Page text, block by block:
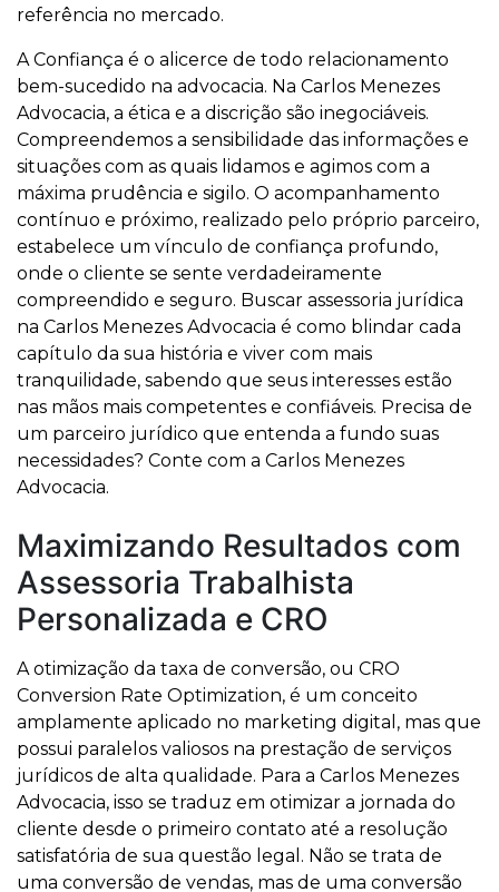
referência no mercado.
A Confiança é o alicerce de todo relacionamento
bem-sucedido na advocacia. Na Carlos Menezes
Advocacia, a ética e a discrição são inegociáveis.
Compreendemos a sensibilidade das informações e
situações com as quais lidamos e agimos com a
máxima prudência e sigilo. O acompanhamento
contínuo e próximo, realizado pelo próprio parceiro,
estabelece um vínculo de confiança profundo,
onde o cliente se sente verdadeiramente
compreendido e seguro. Buscar assessoria jurídica
na Carlos Menezes Advocacia é como blindar cada
capítulo da sua história e viver com mais
tranquilidade, sabendo que seus interesses estão
nas mãos mais competentes e confiáveis. Precisa de
um parceiro jurídico que entenda a fundo suas
necessidades? Conte com a Carlos Menezes
Advocacia.
Maximizando Resultados com
Assessoria Trabalhista
Personalizada e CRO
A otimização da taxa de conversão, ou CRO
Conversion Rate Optimization, é um conceito
amplamente aplicado no marketing digital, mas que
possui paralelos valiosos na prestação de serviços
jurídicos de alta qualidade. Para a Carlos Menezes
Advocacia, isso se traduz em otimizar a jornada do
cliente desde o primeiro contato até a resolução
satisfatória de sua questão legal. Não se trata de
uma conversão de vendas, mas de uma conversão